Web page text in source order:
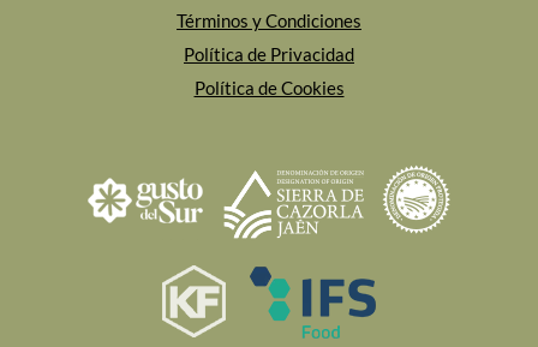
Términos y Condiciones
Política de Privacidad
Política de Cookies